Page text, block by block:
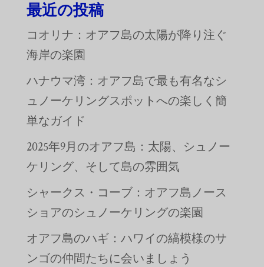
最近の投稿
コオリナ：オアフ島の太陽が降り注ぐ
海岸の楽園
ハナウマ湾：オアフ島で最も有名なシ
ュノーケリングスポットへの楽しく簡
単なガイド
2025年9月のオアフ島：太陽、シュノー
ケリング、そして島の雰囲気
シャークス・コーブ：オアフ島ノース
ショアのシュノーケリングの楽園
オアフ島のハギ：ハワイの縞模様のサ
ンゴの仲間たちに会いましょう